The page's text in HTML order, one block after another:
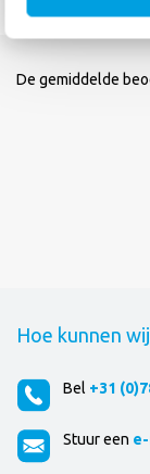
De gemiddelde
Hoe kunnen
Bel +31
Stuur een